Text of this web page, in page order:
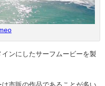
ンにしたサーフムービーを製
市販の作品であることが多い